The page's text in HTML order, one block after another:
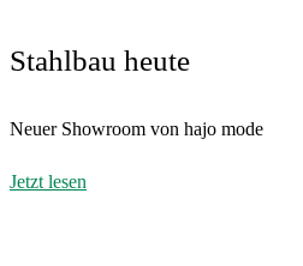
Stahlbau heute
Neuer Showroom von hajo mode
Jetzt lesen